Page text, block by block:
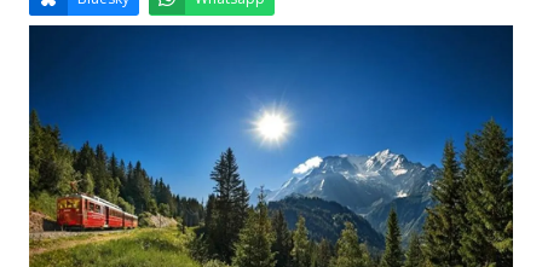
Facebook
Bluesky Whatsapp